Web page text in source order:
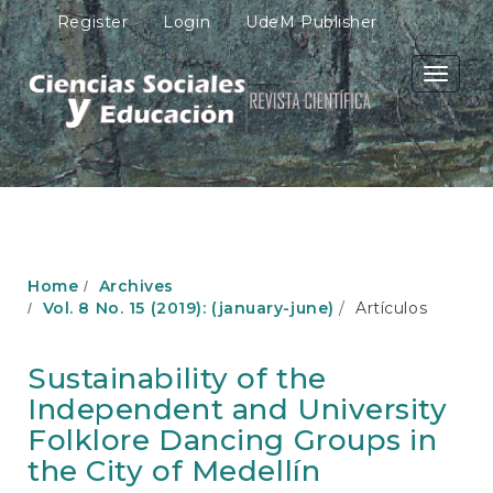
M
a
i
n
N
a
v
i
g
n
n
C
o
n
t
Register Login UdeM Publisher
Toggle
Home
Archives
Vol. 8 No. 15 (2019): (january-june)
Artículos
Sustainability of the
Independent and University
Folklore Dancing Groups in
the City of Medellín